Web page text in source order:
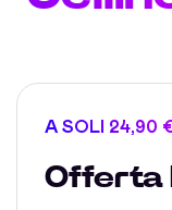
A SOLI 24,90
Offerta